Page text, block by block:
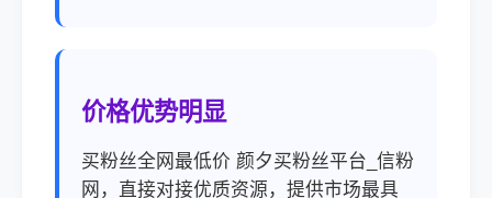
价格优势明显
买粉丝全网最低价 颜夕买粉丝平台_信粉
网，直接对接优质资源，提供市场最具